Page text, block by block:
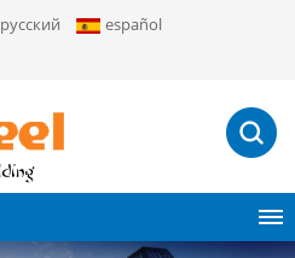
русский
español